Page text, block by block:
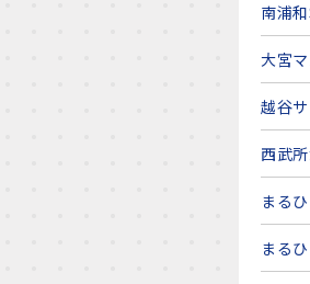
南浦
大宮
越谷
西武
まる
まる